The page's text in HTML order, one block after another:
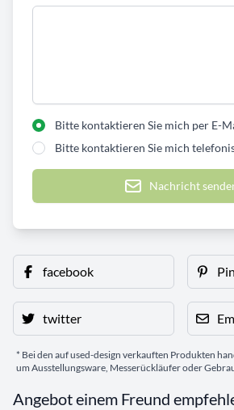
Bitte kontaktieren Sie mich per E-
Bitte kontaktieren Sie mich
Nachricht
facebook
twitter
* Bei den auf used-design verkauften Produkten
um Ausstellungsware, Messerückläufer oder
Angebot einem Freund